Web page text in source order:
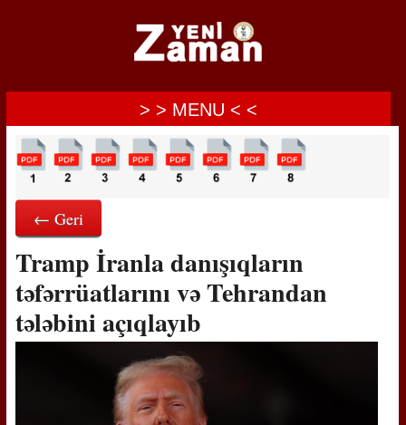
> > MENU < <
← Geri
Tramp İranla danışıqların
təfərrüatlarını və Tehrandan
tələbini açıqlayıb